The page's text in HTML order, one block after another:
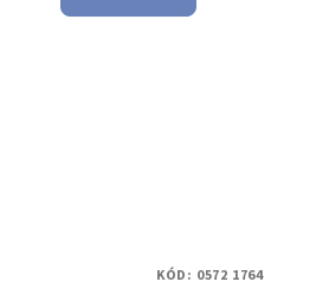
KÓD: 0572 1764